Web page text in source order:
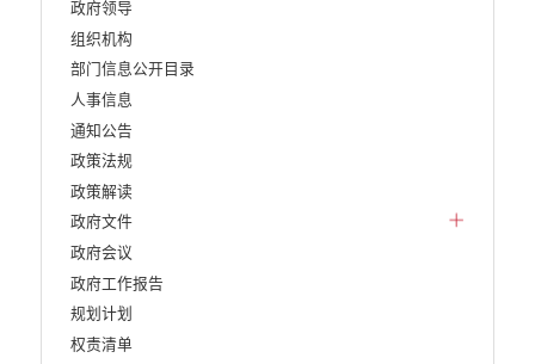
政府领导
组织机构
部门信息公开目录
人事信息
通知公告
政策法规
政策解读
政府文件
政府会议
政府工作报告
规划计划
权责清单